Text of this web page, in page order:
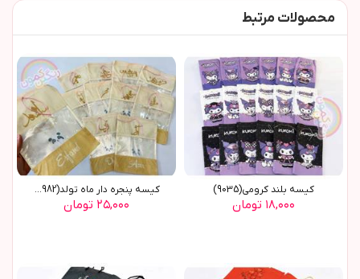
محصولات مرتبط
کیسه بلند کرومی(9035)
۱۸,۰۰۰ تومان
کیسه پنجره دار ماه تولد(8982)
۲۵,۰۰۰ تومان